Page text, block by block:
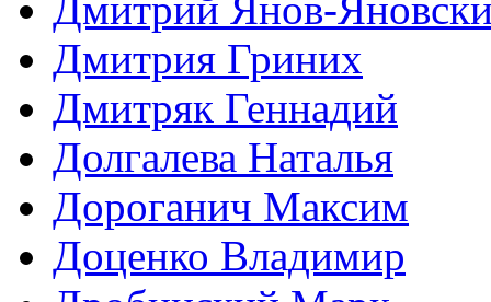
Дмитрия Гриних
Дмитряк Геннадий
Долгалева Наталья
Дороганич Максим
Доценко Владимир